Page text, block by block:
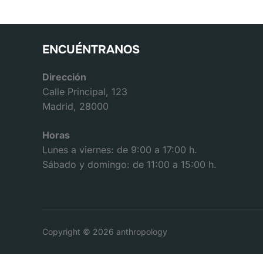
ENCUÉNTRANOS
Dirección
Calle Principal, 123
Madrid, 28000
Horas
Lunes a viernes: de 9:00 a 17:00 h.
Sábado y domingo: de 11:00 a 15:00 h.
Copyright © 2026 anthropology